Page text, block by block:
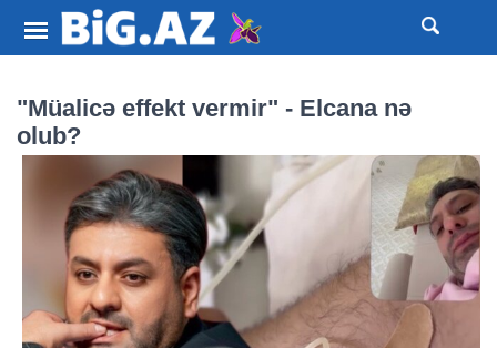
"Müalicə effekt vermir" - Elcana nə
olub?